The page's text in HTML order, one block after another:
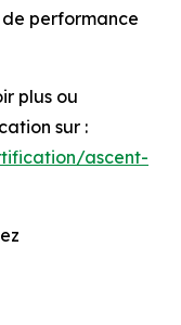
performance
plus ou
sur :
ascent-